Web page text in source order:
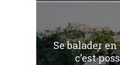
Se balader
c’est